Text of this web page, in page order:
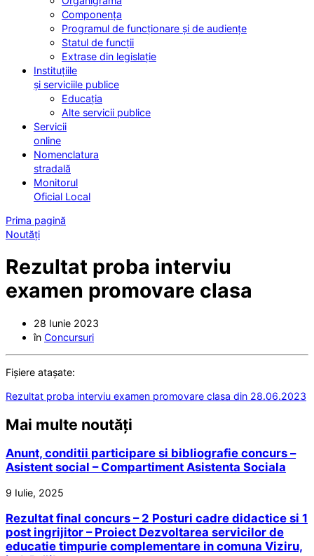
Componența
Programul de funcționare și de audiențe
Statul de funcții
Extrase din legislație
Instituțiile
și serviciile publice
Educația
Alte servicii publice
Servicii
online
Nomenclatura
stradală
Monitorul
Oficial Local
Prima pagină
Noutăți
Rezultat proba interviu
examen promovare clasa
28 Iunie 2023
în Concursuri
Fișiere atașate:
Rezultat proba interviu examen promovare clasa din 28.06.2023
Mai multe noutăți
Anunt, conditii participare si bibliografie concurs –
Asistent social – Compartiment Asistenta Sociala
9 Iulie, 2025
Rezultat final concurs – 2 Posturi cadre didactice si 1
post ingrijitor – Proiect Dezvoltarea servicilor de
educatie timpurie complementare in comuna Viziru,